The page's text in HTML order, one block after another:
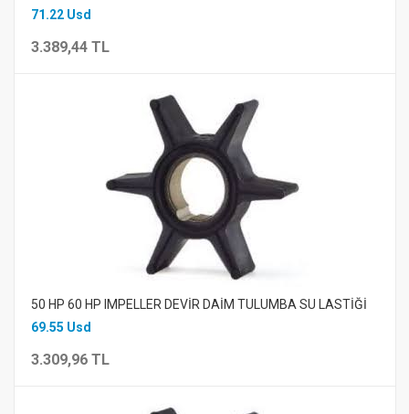
71.22 Usd
3.389,44 TL
50 HP 60 HP IMPELLER DEVİR DAİM TULUMBA SU LASTİĞİ
69.55 Usd
3.309,96 TL